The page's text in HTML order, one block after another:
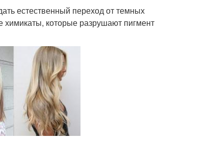
естественный переход от темных
химикаты, которые разрушают пигмент